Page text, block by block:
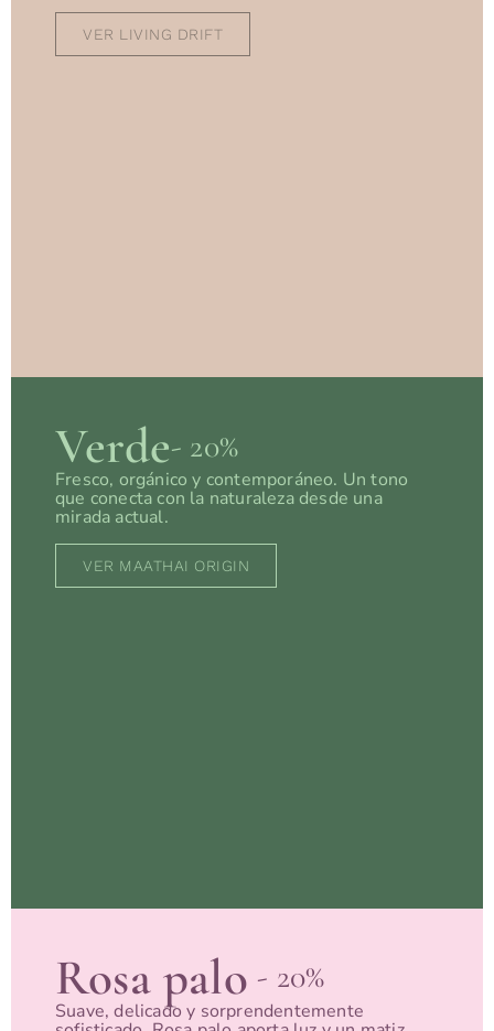
VER LIVING DRIFT
Verde- 20%
Fresco, orgánico y contemporáneo. Un tono
que conecta con la naturaleza desde una
mirada actual.
VER MAATHAI ORIGIN
Rosa palo - 20%
Suave, delicado y sorprendentemente